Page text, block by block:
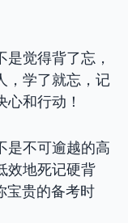
觉得背了忘，
，学了就忘，记
和行动！
是不可逾越的高
效地死记硬背
宝贵的备考时